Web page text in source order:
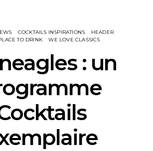
COCKTAILS INSPIRATIONS
HEADER
TO DRINK
WE LOVE CLASSICS
: un